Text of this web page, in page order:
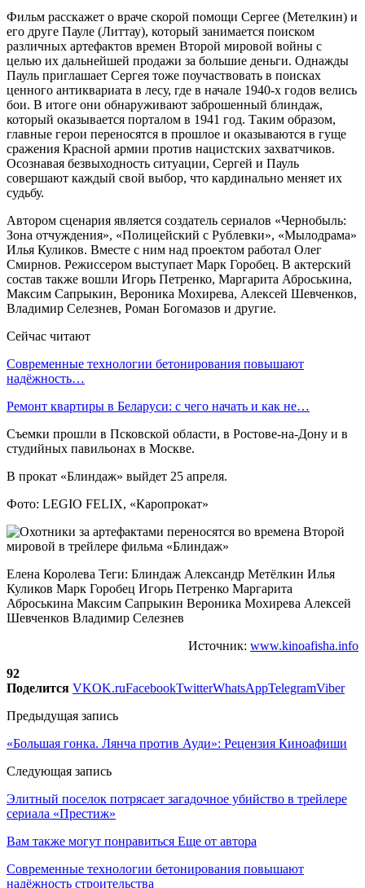
Фильм расскажет о враче скорой помощи Сергее (Метелкин) и
его друге Пауле (Литтау), который занимается поиском
различных артефактов времен Второй мировой войны с
целью их дальнейшей продажи за большие деньги. Однажды
Пауль приглашает Сергея тоже поучаствовать в поисках
ценного антиквариата в лесу, где в начале 1940-х годов велись
бои. В итоге они обнаруживают заброшенный блиндаж,
который оказывается порталом в 1941 год. Таким образом,
главные герои переносятся в прошлое и оказываются в гуще
сражения Красной армии против нацистских захватчиков.
Осознавая безвыходность ситуации, Сергей и Пауль
совершают каждый свой выбор, что кардинально меняет их
судьбу.
Автором сценария является создатель сериалов «Чернобыль:
Зона отчуждения», «Полицейский с Рублевки», «Мылодрама»
Илья Куликов. Вместе с ним над проектом работал Олег
Смирнов. Режиссером выступает Марк Горобец. В актерский
состав также вошли Игорь Петренко, Маргарита Аброськина,
Максим Сапрыкин, Вероника Мохирева, Алексей Шевченков,
Владимир Селезнев, Роман Богомазов и другие.
Сейчас читают
Современные технологии бетонирования повышают
надёжность…
Ремонт квартиры в Беларуси: с чего начать и как не…
Съемки прошли в Псковской области, в Ростове-на-Дону и в
студийных павильонах в Москве.
В прокат «Блиндаж» выйдет 25 апреля.
Фото: LEGIO FELIX, «Каропрокат»
Елена Королева Теги: Блиндаж Александр Метёлкин Илья
Куликов Марк Горобец Игорь Петренко Маргарита
Аброськина Максим Сапрыкин Вероника Мохирева Алексей
Шевченков Владимир Селезнев
Источник: www.kinoafisha.info
92
Поделится VKOK.ruFacebookTwitterWhatsAppTelegramViber
Предыдущая запись
«Большая гонка. Лянча против Ауди»: Рецензия Киноафиши
Следующая запись
Элитный поселок потрясает загадочное убийство в трейлере
сериала «Престиж»
Вам также могут понравиться Еще от автора
Современные технологии бетонирования повышают
надёжность строительства